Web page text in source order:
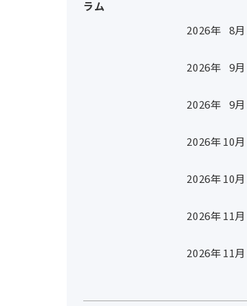
ラム
2026年 8月
2026年 9月
2026年 9月
2026年10月
2026年10月
2026年11月
2026年11月